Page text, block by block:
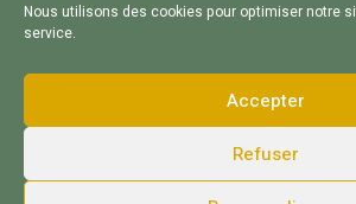
Nous utilisons des cookies pour optimiser notre
service.
Accepter
Refuser
Contact - Souscription - Mentions légales